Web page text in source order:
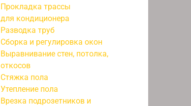
Прокладка трассы
для кондиционера
Разводка труб
Сборка и регулировка окон
Выравнивание стен, потолка,
откосов
Стяжка пола
Утепление пола
Врезка подрозетников и